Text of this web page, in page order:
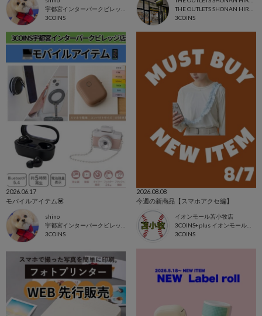
3COINS
3COINS
2026.06.17
モバイルアイテム💟
shino
3COINS
2026.08.08
今週の新商品【スマホアクセ編】
イオンモール苫小牧店
3COINS